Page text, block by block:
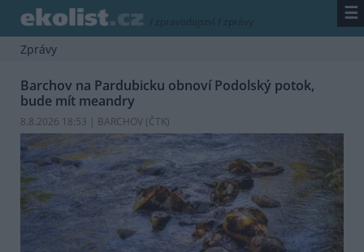
/ zpravodajství / zprávy ☰
Zprávy
Barchov na Pardubicku obnoví Podolský potok,
bude mít meandry
8.8.2026 18:53 | BARCHOV (ČTK)